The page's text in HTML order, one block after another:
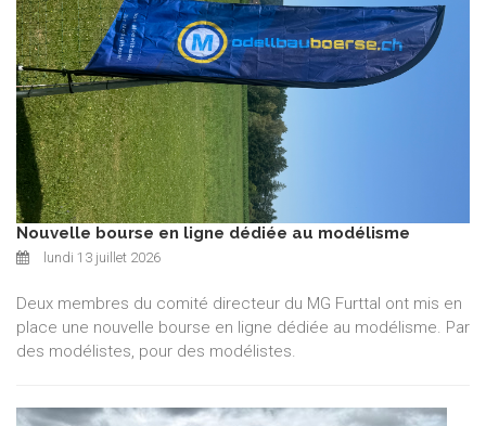
Nouvelle bourse en ligne dédiée au modélisme
lundi 13 juillet 2026
Deux membres du comité directeur du MG Furttal ont mis en
place une nouvelle bourse en ligne dédiée au modélisme. Par
des modélistes, pour des modélistes.